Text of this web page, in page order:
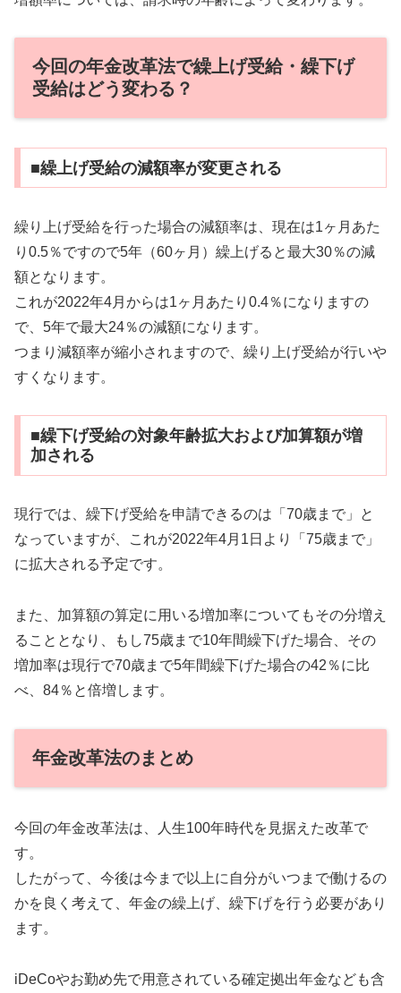
今回の年金改革法で繰上げ受給・繰下げ
受給はどう変わる？
■繰上げ受給の減額率が変更される
繰り上げ受給を行った場合の減額率は、現在は1ヶ月あた
り0.5％ですので5年（60ヶ月）繰上げると最大30％の減
額となります。
これが2022年4月からは1ヶ月あたり0.4％になりますの
で、5年で最大24％の減額になります。
つまり減額率が縮小されますので、繰り上げ受給が行いや
すくなります。
■繰下げ受給の対象年齢拡大および加算額が増
加される
現行では、繰下げ受給を申請できるのは「70歳まで」と
なっていますが、これが2022年4月1日より「75歳まで」
に拡大される予定です。
また、加算額の算定に用いる増加率についてもその分増え
ることとなり、もし75歳まで10年間繰下げた場合、その
増加率は現行で70歳まで5年間繰下げた場合の42％に比
べ、84％と倍増します。
年金改革法のまとめ
今回の年金改革法は、人生100年時代を見据えた改革で
す。
したがって、今後は今まで以上に自分がいつまで働けるの
かを良く考えて、年金の繰上げ、繰下げを行う必要があり
ます。
iDeCoやお勤め先で用意されている確定拠出年金なども含